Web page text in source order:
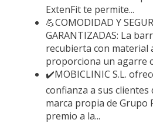
ExtenFit te permite...
💪COMODIDAD Y
GARANTIZADAS: La
recubierta con material
proporciona un agarre
✔️MOBICLINIC S.L.
confianza a sus clientes
marca propia de Grupo
premio a la...